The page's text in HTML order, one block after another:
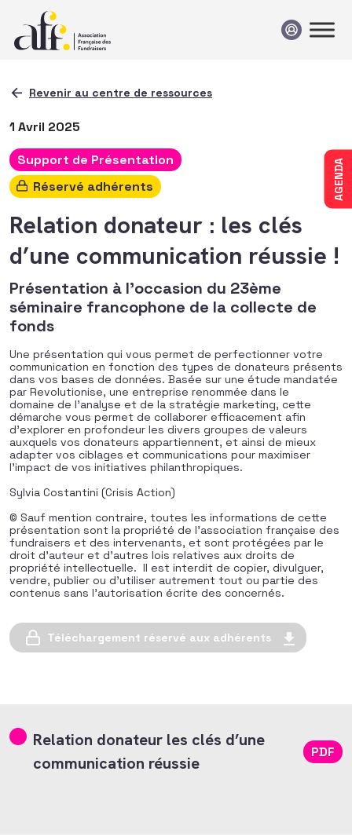
AGENDA
Revenir au centre de ressources
1 Avril 2025
Support de Présentation
Réservé adhérents
Relation donateur : les clés
d’une communication réussie !
Présentation à l'occasion du 23ème
séminaire francophone de la collecte de
fonds
Une présentation qui vous permet de perfectionner votre
communication en fonction des types de donateurs présents
dans vos bases de données. Basée sur une étude mandatée
par Revolutionise, une entreprise renommée dans le
domaine de l’analyse et de la stratégie marketing, cette
démarche vous permet de collaborer efficacement afin
d’explorer en profondeur les divers groupes de valeurs
auxquels vos donateurs appartiennent, et ainsi de mieux
adapter vos ciblages et communications pour maximiser
l’impact de vos initiatives philanthropiques.
Sylvia Costantini (Crisis Action)
© Sauf mention contraire, toutes les informations de cette
présentation sont la propriété de l’association française des
fundraisers et des intervenants, et sont protégées par le
droit d’auteur et d’autres lois relatives aux droits de
propriété intellectuelle. Il est interdit de copier, divulguer,
vendre, publier ou d’utiliser autrement tout ou partie des
contenus sans l’autorisation écrite des concernés.
Téléchargement réservé aux adhérents
Relation donateur les clés d’une
communication réussie
PDF